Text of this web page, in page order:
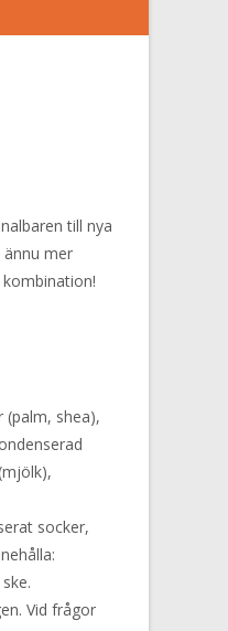
till nya
mer
shea),
socker,
Vid frågor